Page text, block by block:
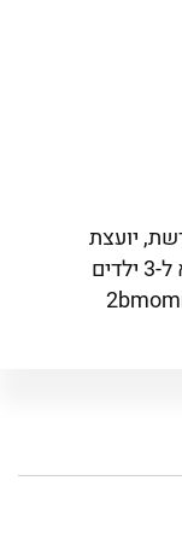
יועצת
עסקית לתחום הדיגיטל, אמא ל-3 ילדים